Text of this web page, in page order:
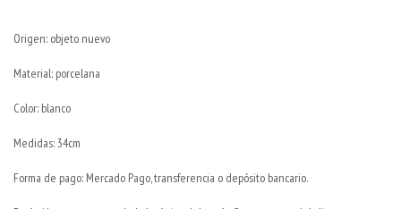
Origen: objeto nuevo
Material: porcelana
Color: blanco
Medidas: 34cm
Forma de pago: Mercado Pago, transferencia o depósito bancario.